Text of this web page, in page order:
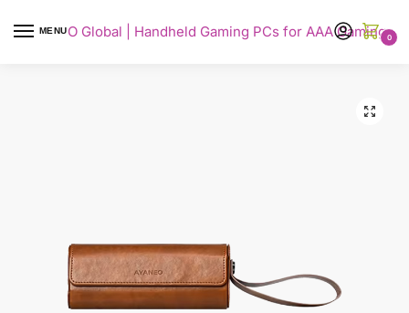
MENU
AYANEO Global | Handheld Gaming PCs for AAA Gaming0